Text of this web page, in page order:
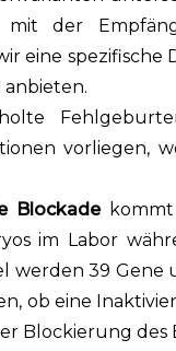
der
eine spezifische
vorliegen,
Blockade
im Labor
werden 39
ob eine
Blockierung des